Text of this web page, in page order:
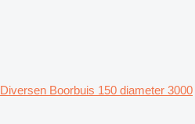
Diversen Boorbuis 150 diameter 3000